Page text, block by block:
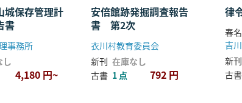
城保存管理計
書
事務所
し
4,180 円~
安倍館跡発掘調査報告
書 第2次
衣川村教育委員会
新刊 在庫なし
古書 1 点 792 円
律
春
吉
新刊
古書